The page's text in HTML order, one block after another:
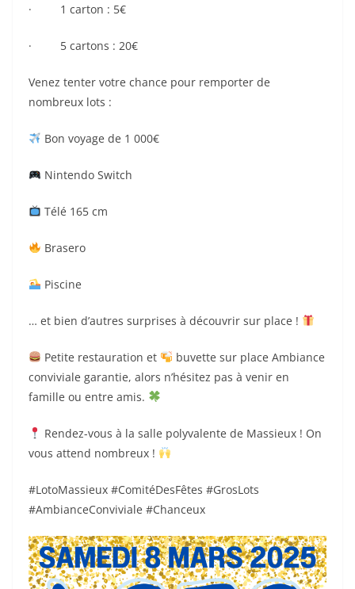
· 1 carton : 5€
· 5 cartons : 20€
Venez tenter votre chance pour remporter de
nombreux lots :
Bon voyage de 1 000€
Nintendo Switch
Télé 165 cm
Brasero
Piscine
… et bien d’autres surprises à découvrir sur place !
Petite restauration et
buvette sur place Ambiance
conviviale garantie, alors n’hésitez pas à venir en
famille ou entre amis.
Rendez-vous à la salle polyvalente de Massieux ! On
vous attend nombreux !
#LotoMassieux #ComitéDesFêtes #GrosLots
#AmbianceConviviale #Chanceux